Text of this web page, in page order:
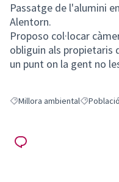
Passatge de l'alumini
Alentorn.
Proposo col·locar
obliguin als propietaris
un punt on la gent no
Resultats en filtrar per:
Millora ambientalResultats